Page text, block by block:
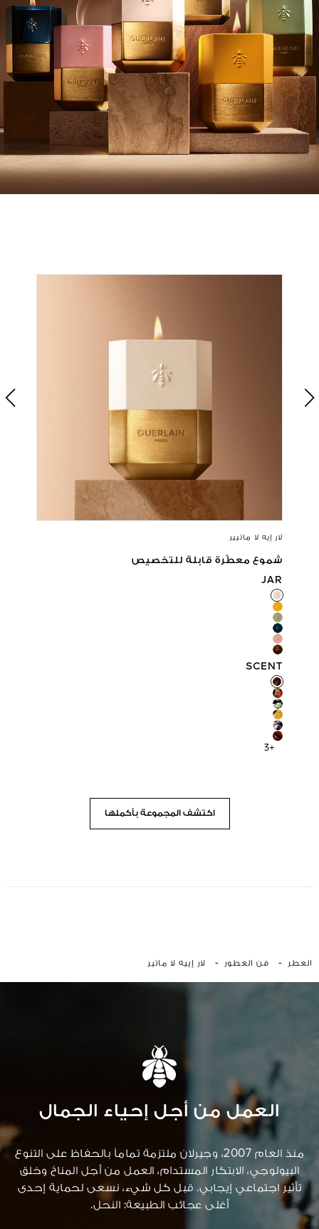
لار إيه لا ماتيير
شموع معطَّرة قابلة للتخصيص
JAR
SCENT
+3
انظر المنتج التالي
اكتشف المجموعة بأكملها
العطر - فن العطور - لار إييه لا ماتير
العمل من أجل إحياء الجمال
منذ العام 2007، وجيرلان ملتزمة تماماً بالحفاظ على التنوع
البيولوجي، الابتكار المستدام، العمل من أجل المناخ وخلق
تأثير اجتماعي إيجابي. قبل كل شيء، نسعى لحماية إحدى
أغلى عجائب الطبيعة: النحل.